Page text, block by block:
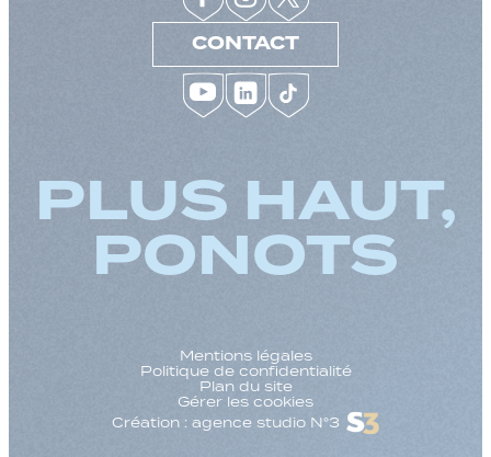
CONTACT
PLUS HAUT,
PONOTS
Mentions légales
Politique de confidentialité
Plan du site
Gérer les cookies
Création : agence studio N°3